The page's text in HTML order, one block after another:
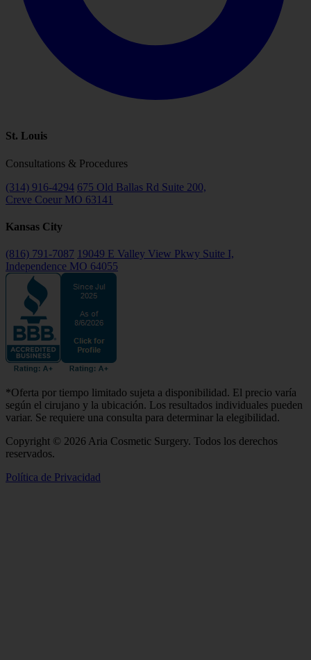
St. Louis
Consultations & Procedures
(314) 916-4294 675 Old Ballas Rd Suite 200,
Creve Coeur MO 63141
Kansas City
(816) 791-7087 19049 E Valley View Pkwy Suite I,
Independence MO 64055
*Oferta por tiempo limitado sujeta a disponibilidad. El precio varía
según el cirujano y la ubicación. Los resultados individuales pueden
variar. Se requiere una consulta para determinar la elegibilidad.
Copyright © 2026 Aria Cosmetic Surgery. Todos los derechos
reservados.
Política de Privacidad